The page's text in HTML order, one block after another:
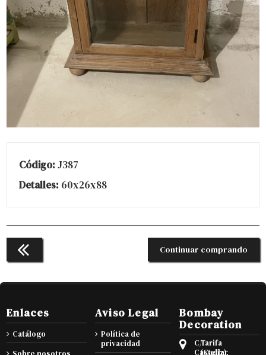
Código: J387
Detalles: 60x26x88
Continuar comprando
Enlaces
Catálogo
Aviso Legal
Política de
privacidad
Bombay
Decoration
C/
Castellar
Tarifa
(Cadiz),